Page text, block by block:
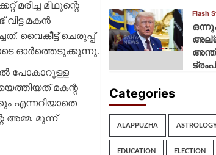
മിഥുന്റെ
മകന്‍
വൈകീട്ട് ചെരുപ്പ്
ഓര്‍ത്തെടുക്കുന്നു.
പോകാറുള്ള
മകന്റ
എന്നറിയാതെ
അമ്മ. മൂന്ന്
Flash
ട്രംപ്
Categories
ALAPPUZHA
EDUCATION ELECTION